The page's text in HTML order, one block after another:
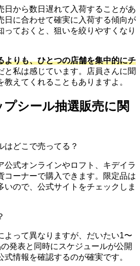
日から数日遅れて入荷することがあ
日に合わせて確実に入荷する傾向が
っておくと、狙いを絞りやすくなり
よりも、ひとつの店舗を集中的にチ
と私は感じています。店員さんに聞
えてくれることもありますよ。
シール抽選販売に関
はどこで売ってる？
公式オンラインやロフト、キデイラ
コーナーで購入できます。限定品は
いので、公式サイトをチェックしま
よって異なりますが、だいたい1〜
発表と同時にスケジュールが公開
情報を確認するのが確実です。